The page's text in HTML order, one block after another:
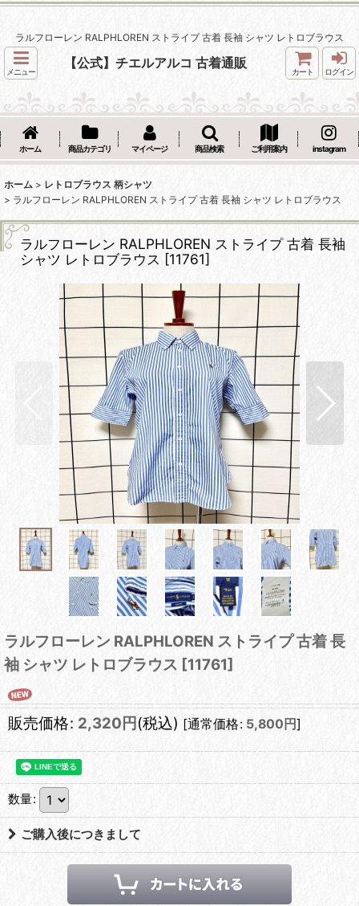
ラルフローレン RALPHLOREN ストライプ 古着 長袖 シャツ レトロブラウス
メニュー
【公式】チエルアルコ 古着通販
カート ログイン
ホーム 商品カテゴリ マイページ 商品検索 ご利用案内 instagram
ホーム > レトロブラウス 柄シャツ
> ラルフローレン RALPHLOREN ストライプ 古着 長袖 シャツ レトロブラウス
ラルフローレン RALPHLOREN ストライプ 古着 長袖
シャツ レトロブラウス [11761]
ラルフローレン RALPHLOREN ストライプ 古着 長
袖 シャツ レトロブラウス [11761]
販売価格: 2,320 円 (税込) [通常価格: 5,800 円]
数量:
ご購入後につきまして